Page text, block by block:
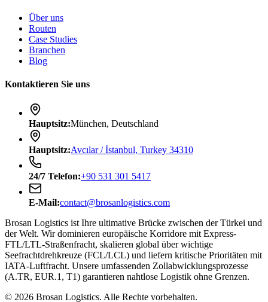
Über uns
Routen
Case Studies
Branchen
Blog
Kontaktieren Sie uns
Hauptsitz:München, Deutschland
Hauptsitz:Avcılar / İstanbul, Turkey 34310
24/7 Telefon:+90 531 301 5417
E-Mail:contact@brosanlogistics.com
Brosan Logistics ist Ihre ultimative Brücke zwischen der Türkei und
der Welt. Wir dominieren europäische Korridore mit Express-
FTL/LTL-Straßenfracht, skalieren global über wichtige
Seefrachtdrehkreuze (FCL/LCL) und liefern kritische Prioritäten mit
IATA-Luftfracht. Unsere umfassenden Zollabwicklungsprozesse
(A.TR, EUR.1, T1) garantieren nahtlose Logistik ohne Grenzen.
© 2026 Brosan Logistics. Alle Rechte vorbehalten.